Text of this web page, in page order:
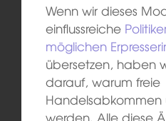
Wenn wir dieses
einflussreiche
möglichen
übersetzen, haben
darauf, warum freie
Handelsabkommen
werden. Alle diese